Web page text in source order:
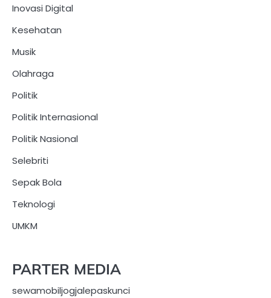
Inovasi Digital
Kesehatan
Musik
Olahraga
Politik
Politik Internasional
Politik Nasional
Selebriti
Sepak Bola
Teknologi
UMKM
PARTER MEDIA
sewamobiljogjalepaskunci